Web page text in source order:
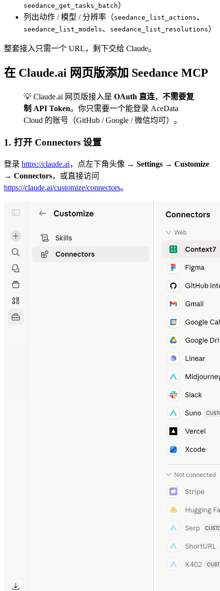
seedance_get_tasks_batch）
列出动作 / 模型 / 分辨率（seedance_list_actions、
seedance_list_models、 seedance_list_resolutions）
整套接入只需一个 URL，剩下交给 Claude。
在 Claude.ai 网页版添加 Seedance MCP
💡 Claude.ai 网页版接入是 OAuth 直连， 不需要复
制 API Token。你只需要一个能登录 AceData
Cloud 的账号（GitHub / Google / 微信均可）。
1. 打开 Connectors 设置
登录 https://claude.ai，点左下角头像 → Settings → Customize
→ Connectors，或直接访问
https://claude.ai/customize/connectors。